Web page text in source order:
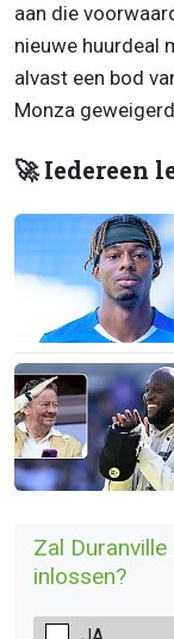
aan die
nieuwe huurdeal
alvast een bod
Monza
🚀 Iedereen
Zal
inlossen?